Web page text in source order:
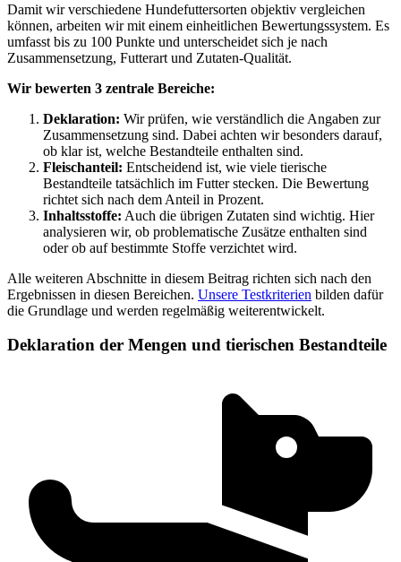
Damit wir verschiedene Hundefuttersorten objektiv vergleichen
können, arbeiten wir mit einem einheitlichen Bewertungssystem. Es
umfasst bis zu 100 Punkte und unterscheidet sich je nach
Zusammensetzung, Futterart und Zutaten-Qualität.
Wir bewerten 3 zentrale Bereiche:
Deklaration: Wir prüfen, wie verständlich die Angaben zur
Zusammensetzung sind. Dabei achten wir besonders darauf,
ob klar ist, welche Bestandteile enthalten sind.
Fleischanteil: Entscheidend ist, wie viele tierische
Bestandteile tatsächlich im Futter stecken. Die Bewertung
richtet sich nach dem Anteil in Prozent.
Inhaltsstoffe: Auch die übrigen Zutaten sind wichtig. Hier
analysieren wir, ob problematische Zusätze enthalten sind
oder ob auf bestimmte Stoffe verzichtet wird.
Alle weiteren Abschnitte in diesem Beitrag richten sich nach den
Ergebnissen in diesen Bereichen. Unsere Testkriterien bilden dafür
die Grundlage und werden regelmäßig weiterentwickelt.
Deklaration der Mengen und tierischen Bestandteile